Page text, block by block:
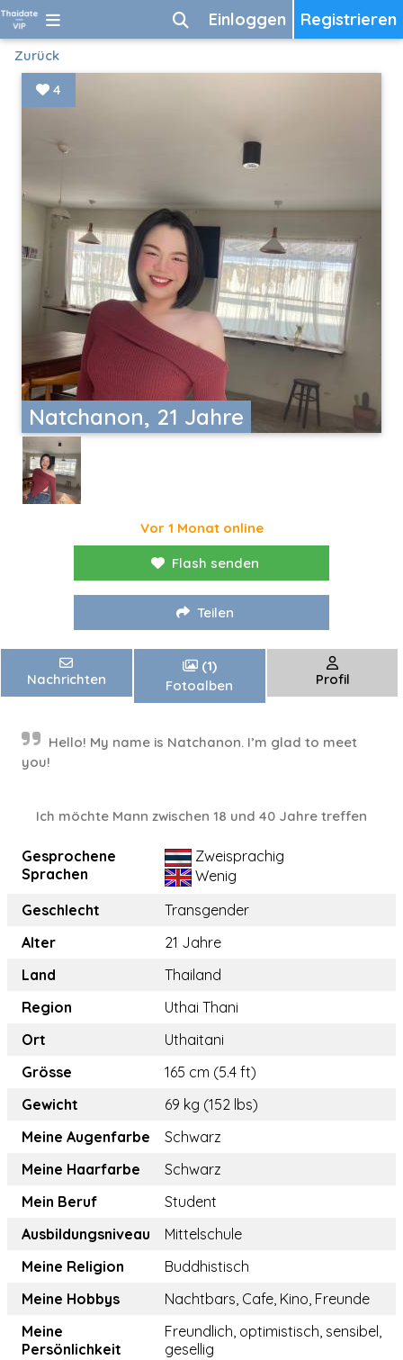
Registrieren
Einloggen
Zurück
Natchanon, 21 Jahre
4
Vor 1 Monat online
Flash senden
Teilen
Nachrichten
(1)
Fotoalben
Profil
Hello! My name is Natchanon. I’m glad to meet
you!
Ich möchte Mann zwischen 18 und 40 Jahre treffen
Gesprochene
Sprachen
Zweisprachig
Wenig
Geschlecht
Transgender
Alter
21 Jahre
Land
Thailand
Region
Uthai Thani
Ort
Uthaitani
Grösse
165 cm (5.4 ft)
Gewicht
69 kg (152 lbs)
Meine Augenfarbe
Schwarz
Meine Haarfarbe
Schwarz
Mein Beruf
Student
Ausbildungsniveau
Mittelschule
Meine Religion
Buddhistisch
Meine Hobbys
Nachtbars, Cafe, Kino, Freunde
Meine
Persönlichkeit
Freundlich, optimistisch, sensibel,
gesellig